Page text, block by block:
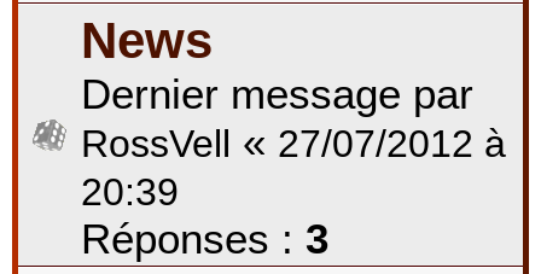
News
Dernier message par
RossVell « 27/07/2012 à
20:39
Réponses : 3